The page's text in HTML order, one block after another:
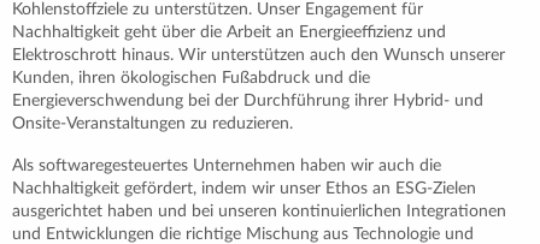
Kohlenstoffziele zu unterstützen. Unser Engagement für
Nachhaltigkeit geht über die Arbeit an Energieeffizienz und
Elektroschrott hinaus. Wir unterstützen auch den Wunsch unserer
Kunden, ihren ökologischen Fußabdruck und die
Energieverschwendung bei der Durchführung ihrer Hybrid- und
Onsite-Veranstaltungen zu reduzieren.
Als softwaregesteuertes Unternehmen haben wir auch die
Nachhaltigkeit gefördert, indem wir unser Ethos an ESG-Zielen
ausgerichtet haben und bei unseren kontinuierlichen Integrationen
und Entwicklungen die richtige Mischung aus Technologie und